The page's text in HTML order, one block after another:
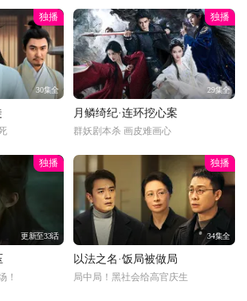
独播
30集全
独播
29集全
月鳞绮纪·连环挖心案
群妖剧本杀 画皮难画心
独播
更新至33话
！
独播
34集全
以法之名·饭局被做局
局中局！黑社会给高官庆生